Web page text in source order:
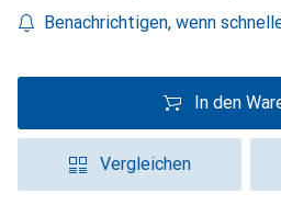
Benachrichtigen, wenn
In den
Vergleichen